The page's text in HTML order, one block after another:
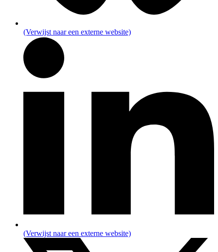
(Verwijst naar een externe website)
(Verwijst naar een externe website)